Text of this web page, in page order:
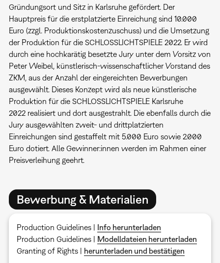
Gründungsort und Sitz in Karlsruhe gefördert. Der
Hauptpreis für die erstplatzierte Einreichung sind 10.000
Euro (zzgl. Produktionskostenzuschuss) und die Umsetzung
der Produktion für die SCHLOSSLICHTSPIELE 2022. Er wird
durch eine hochkarätig besetzte Jury unter dem Vorsitz von
Peter Weibel, künstlerisch-wissenschaftlicher Vorstand des
ZKM, aus der Anzahl der eingereichten Bewerbungen
ausgewählt. Dieses Konzept wird als neue künstlerische
Produktion für die SCHLOSSLICHTSPIELE Karlsruhe
2022 realisiert und dort ausgestrahlt. Die ebenfalls durch die
Jury ausgewählten zweit- und drittplatzierten
Einreichungen sind gestaffelt mit 5.000 Euro sowie 2.000
Euro dotiert. Alle Gewinner:innen werden im Rahmen einer
Preisverleihung geehrt.
Bewerbung & Materialien
Production Guidelines | Info herunterladen
Production Guidelines | Modelldateien herunterladen
Granting of Rights | herunterladen und bestätigen